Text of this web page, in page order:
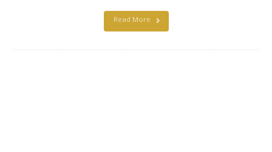
Read More